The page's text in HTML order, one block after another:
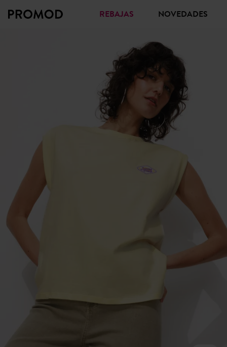
REBAJAS NOVEDADES